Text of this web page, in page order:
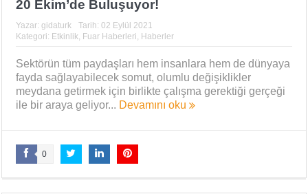
20 Ekim’de Buluşuyor!
Yazar: gidaturk Tarih: 02 Eylül 2021
Kategori: Etkinlik, Fuar Haberleri Haberler
Sektörün tüm paydaşları hem insanlara hem de dünyaya
fayda sağlayabilecek somut, olumlu değişiklikler
meydana getirmek için birlikte çalışma gerektiği gerçeği
ile bir araya geliyor... Devamını oku
0